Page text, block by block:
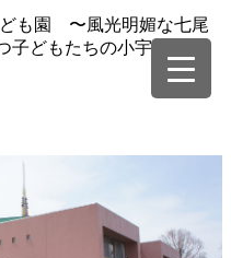
も園 〜風光明媚な七尾
どもたちの小宇宙〜